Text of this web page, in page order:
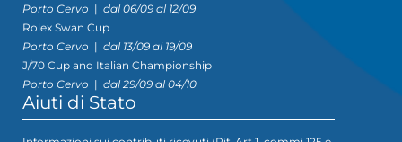
Porto Cervo | dal 06/09 al 12/09
Rolex Swan Cup
Porto Cervo | dal 13/09 al 19/09
J/70 Cup and Italian Championship
Porto Cervo | dal 29/09 al 04/10
Aiuti di Stato